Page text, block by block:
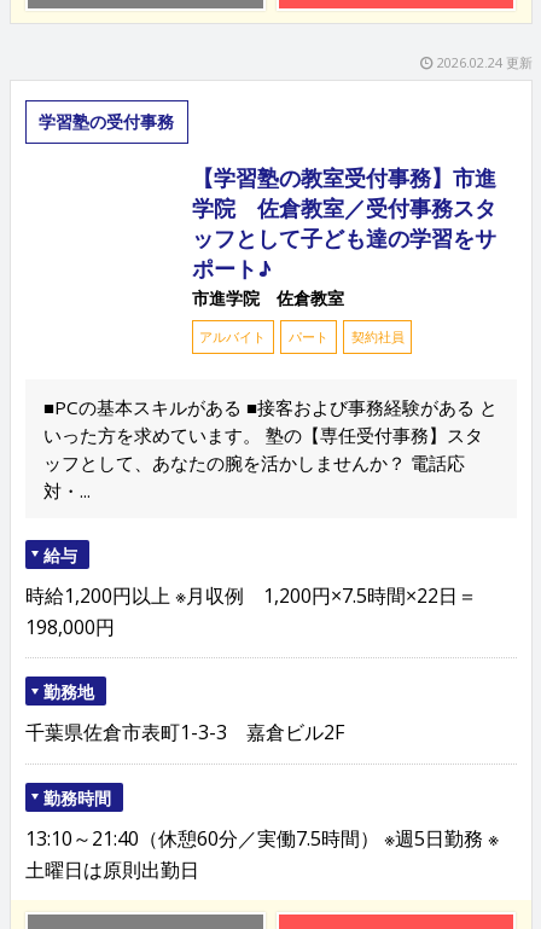
2026.02.24 更新
学習塾の受付事務
【学習塾の教室受付事務】市進
学院 佐倉教室／受付事務スタ
ッフとして子ども達の学習をサ
ポート♪
市進学院 佐倉教室
アルバイト パート 契約社員
■PCの基本スキルがある ■接客および事務経験がある と
いった方を求めています。 塾の【専任受付事務】スタ
ッフとして、あなたの腕を活かしませんか？ 電話応
対・...
給与
時給1,200円以上 ※月収例 1,200円×7.5時間×22日＝
198,000円
勤務地
千葉県佐倉市表町1-3-3 嘉倉ビル2F
勤務時間
13:10～21:40（休憩60分／実働7.5時間） ※週5日勤務 ※
土曜日は原則出勤日